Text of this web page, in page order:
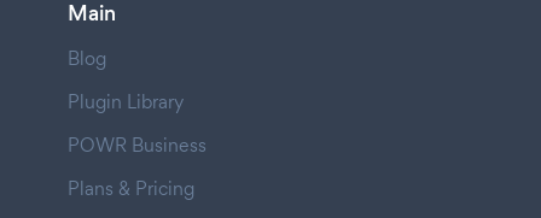
Main
Blog
Plugin Library
POWR Business
Plans & Pricing